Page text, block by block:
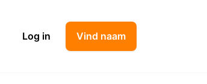
Log in Vind naam